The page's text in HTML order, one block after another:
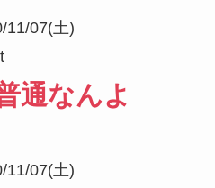
11/07(土)
通なんよ
11/07(土)